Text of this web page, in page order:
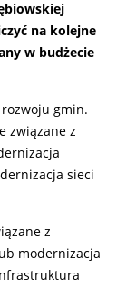
na kolejne
w budżecie
gmin.
związane z
sieci
z
modernizacja